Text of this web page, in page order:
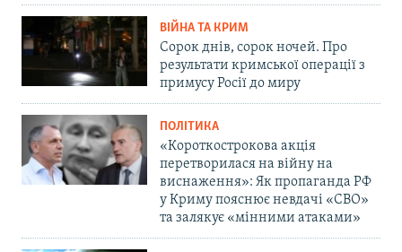
ВІЙНА ТА КРИМ
Сорок днів, сорок ночей. Про
результати кримської операції з
примусу Росії до миру
ПОЛІТИКА
«Короткострокова акція
перетворилася на війну на
виснаження»: Як пропаганда РФ
у Криму пояснює невдачі «СВО»
та залякує «мінними атаками»